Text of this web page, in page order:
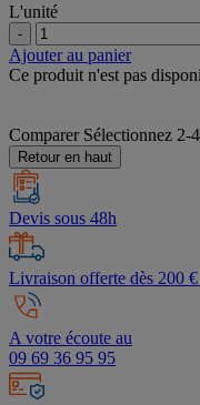
L'unité
-
Ajouter au panier
Ce produit n'est pas
Comparer Sélectionnez 2-
Retour en haut
Devis sous 48h
Livraison offerte dès 200
A votre écoute au
09 69 36 95 95